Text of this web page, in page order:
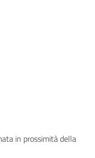
in prossimità della